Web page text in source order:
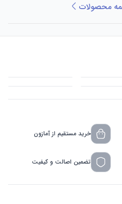
محصولات
خرید مستقیم از آمازون
تضمین اصالت و کیفیت